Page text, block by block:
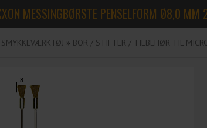
MESSINGBØRSTE PENSELFORM Ø8,0 MM
SMYKKEVÆRKTØJ » BOR / STIFTER / TILBEHØR TIL